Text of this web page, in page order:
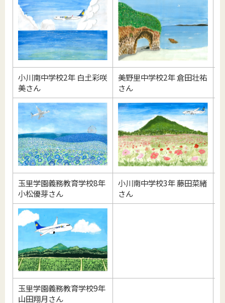
小川南中学校2年 白𡈽彩咲
美さん
美野里中学校2年 倉田壮祐
さん
玉里学園義務教育学校8年
小松優芽さん
小川南中学校3年 藤田菜緒
さん
玉里学園義務教育学校9年
山田翔月さん